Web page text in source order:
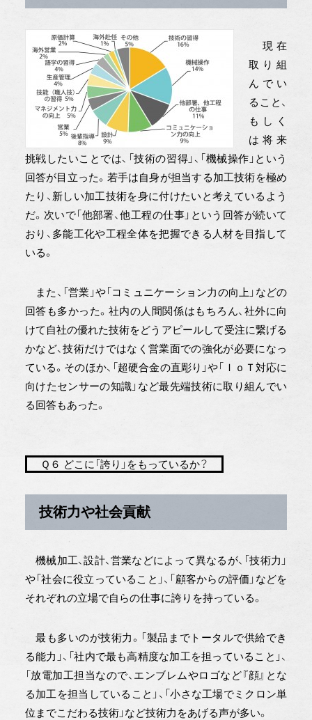
現在
取り組
んでい
ること、
もしく
は将来
挑戦したいことでは、「技術の習得」、「機械操作」という
回答が目立った。若手は自身が担当する加工技術を極め
たり、新しい加工技術を身に付けたいと考えているよう
だ。次いで「他部署、他工程の仕事」という回答が続いて
おり、多能工化や工程全体を把握できる人材を目指して
いる。
また、「営業」や「コミュニケーション力の向上」などの
回答も多かった。社内の人間関係はもちろん、社外に向
けて自社の優れた技術をどうアピールして受注に繋げる
かなど、技術だけではなく営業面での強化が必要になっ
ている。そのほか、「超硬合金の直彫り」や「ＩｏＴ対応に
向けたセンサーの知識」など最先端技術に取り組んでい
る回答もあった。
Ｑ６ どこに「誇り」をもっているか？
技術力や社会貢献
機械加工、設計、営業などによって異なるが、「技術力」
や「社会に役立っていること」、「顧客からの評価」などを
それぞれの立場で自らの仕事に誇りを持っている。
最も多いのが技術力。「製品までトータルで供給でき
る能力」、「社内で最も高精度な加工を担っていること」、
「放電加工担当なので、エンブレムやロゴなど『顔』とな
る加工を担当していること」、「小さな工場でミクロン単
位までこだわる技術」など技術力をあげる声が多い。